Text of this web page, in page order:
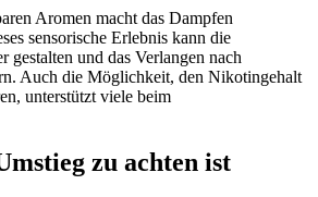
Aromen macht das Dampfen
sensorische Erlebnis kann die
gestalten und das Verlangen nach
Auch die Möglichkeit, den Nikotingehalt
unterstützt viele beim
zu achten ist